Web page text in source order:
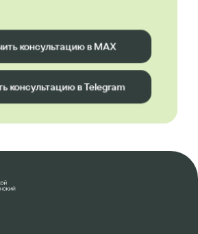
консультацию в MAX
консультацию в Telegram